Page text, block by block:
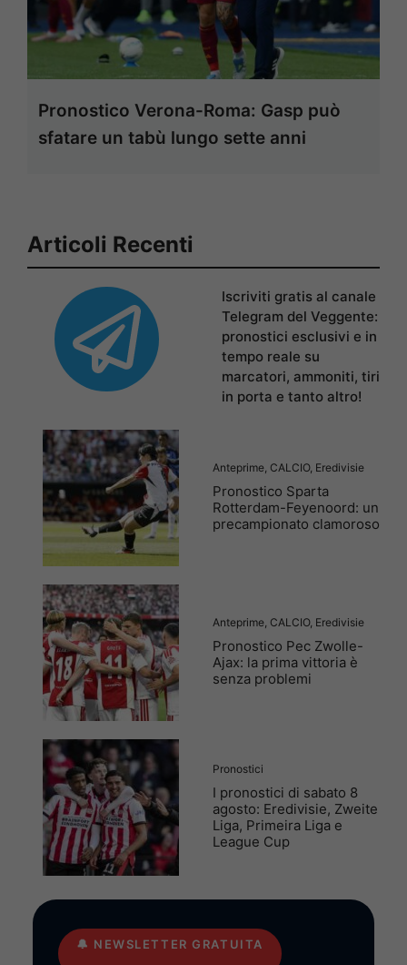
Pronostico Verona-Roma: Gasp può
sfatare un tabù lungo sette anni
Articoli Recenti
Iscriviti gratis al canale
Telegram del Veggente:
pronostici esclusivi e in
tempo reale su
marcatori, ammoniti, tiri
in porta e tanto altro!
Anteprime CALCIO, Eredivisie
Pronostico Sparta
Rotterdam-Feyenoord: un
precampionato clamoroso
Anteprime CALCIO, Eredivisie
Pronostico Pec Zwolle-
Ajax: la prima vittoria è
senza problemi
Pronostici
I pronostici di sabato 8
agosto: Eredivisie, Zweite
Liga, Primeira Liga e
League Cup
🔔 NEWSLETTER GRATUITA